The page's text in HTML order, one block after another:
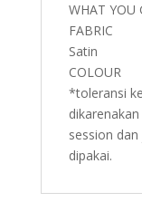
WHAT
Satin
*toleransi
session
dipakai.